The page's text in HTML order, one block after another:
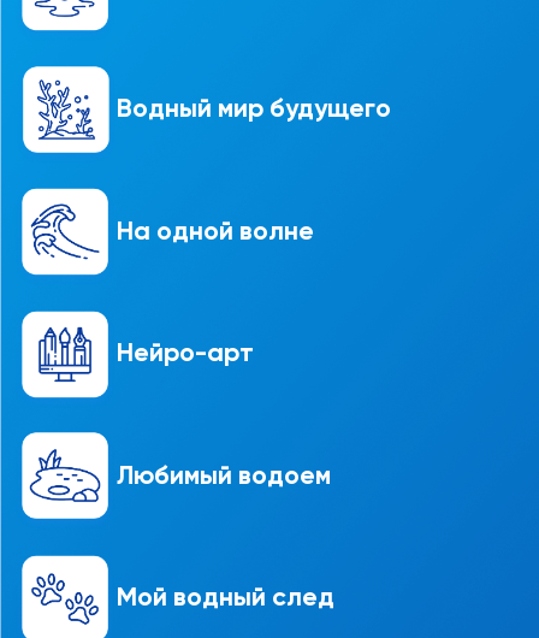
Водный мир будущего
Любимый водоем
На одной волне
Мой водный след
Нейро-арт